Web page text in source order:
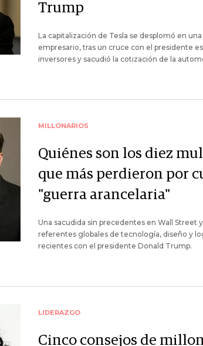
Trump
La capitalización de Tesla se desplomó en una
empresario, tras un cruce con el presidente
inversores y sacudió la cotización de la
MILLONARIOS
Quiénes son los diez
que más perdieron por
"guerra arancelaria"
Una sacudida sin precedentes en Wall Street
referentes globales de tecnología, diseño y
recientes con el presidente Donald Trump.
LIDERAZGO
Cinco consejos de